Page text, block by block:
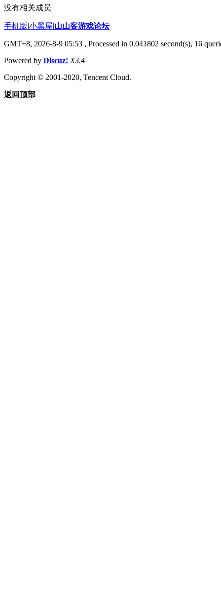
没有相关成员
手机版|小黑屋|山山客游戏论坛
GMT+8, 2026-8-9 05:53 , Processed in 0.041802 second(s), 16
Powered by Discuz! X3.4
Copyright © 2001-2020, Tencent Cloud.
返回顶部